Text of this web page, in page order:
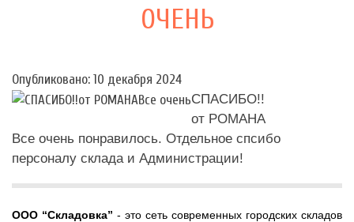
ОЧЕНЬ
Опубликовано: 10 декабря 2024
СПАСИБО!!
от РОМАНА
Все очень понравилось. Отдельное спсибо
персоналу склада и Администрации!
ООО “Складовка” - это сеть современных городских складов